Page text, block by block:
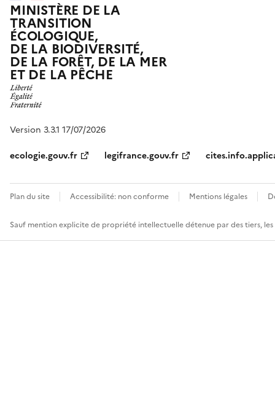
MINISTÈRE DE LA
TRANSITION
ÉCOLOGIQUE,
DE LA BIODIVERSITÉ,
DE LA FORÊT, DE LA MER
ET DE LA PÊCHE
Version 3.3.1 17/07/2026
ecologie.gouv.fr
legifrance.gouv.fr
Plan du site Accessibilité: non conforme Mentions légales
Sauf mention explicite de propriété intellectuelle détenue par des tiers,